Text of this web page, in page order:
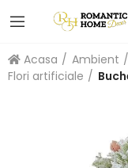
Acasa Ambient
Flori artificiale